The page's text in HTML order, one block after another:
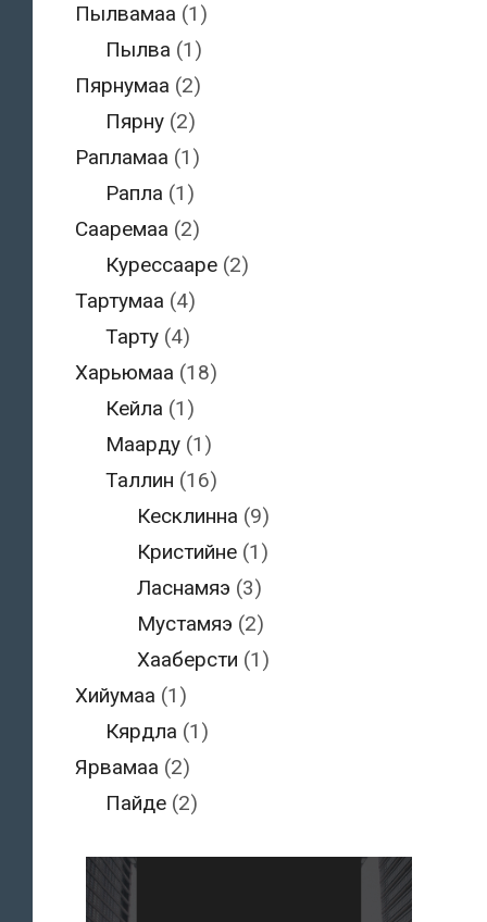
Пылвамаа (1)
Пылва (1)
Пярнумаа (2)
Пярну (2)
Рапламаа (1)
Рапла (1)
Сааремаа (2)
Курессааре (2)
Тартумаа (4)
Тарту (4)
Харьюмаа (18)
Кейла (1)
Маарду (1)
Таллин (16)
Кесклинна (9)
Кристийне(1)
Ласнамяэ (3)
Мустамяэ (2)
Хааберсти (1)
Хийумаа (1)
Кярдла (1)
Ярвамаа (2)
Пайде (2)